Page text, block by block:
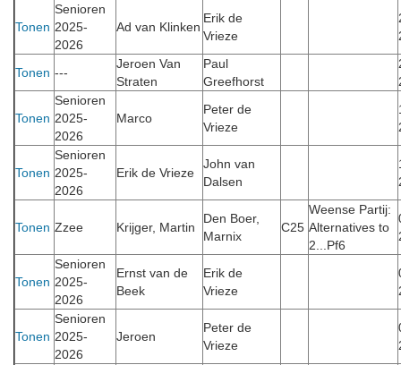
Tonen
Senioren
2025-
2026
Ad van Klinken
Erik de
Vrieze
Tonen ---
Jeroen Van
Straten
Paul
Greefhorst
Tonen
Senioren
2025-
2026
Marco
Peter de
Vrieze
Tonen
Senioren
2025-
2026
Erik de Vrieze
John van
Dalsen
Tonen Zzee Krijger, Martin
Den Boer,
Marnix
C25
Weense Partij:
Alternatives to
2...Pf6
Tonen
Senioren
2025-
2026
Ernst van de
Beek
Erik de
Vrieze
Tonen
Senioren
2025-
2026
Jeroen
Peter de
Vrieze